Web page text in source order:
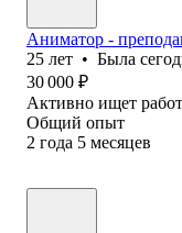
Аниматор -
25 лет • Была
30 000 ₽
Активно ищет
Общий опыт
2 года 5 месяцев